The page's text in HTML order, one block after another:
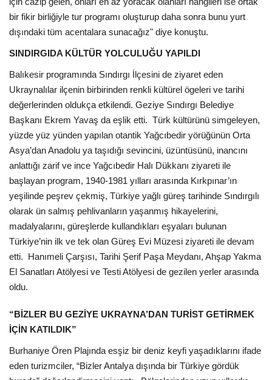
bir fikir birliğiyle tur programı oluşturup daha sonra bunu yurt
dışındaki tüm acentalara sunacağız" diye konuştu.
SINDIRGIDA KÜLTÜR YOLCULUĞU YAPILDI
Balıkesir programında Sındırgı İlçesini de ziyaret eden
Ukraynalılar ilçenin birbirinden renkli kültürel ögeleri ve tarihi
değerlerinden oldukça etkilendi. Geziye Sındırgı Belediye
Başkanı Ekrem Yavaş da eşlik etti. Türk kültürünü simgeleyen,
yüzde yüz yünden yapılan otantik Yağcıbedir yörüğünün Orta
Asya’dan Anadolu ya taşıdığı sevincini, üzüntüsünü, inancını
anlattığı zarif ve ince Yağcıbedir Halı Dükkanı ziyareti ile
başlayan program, 1940-1981 yılları arasında Kırkpınar’ın
yeşilinde peşrev çekmiş, Türkiye yağlı güreş tarihinde Sındırgılı
olarak ün salmış pehlivanların yaşanmış hikayelerini,
madalyalarını, güreşlerde kullandıkları eşyaları bulunan
Türkiye’nin ilk ve tek olan Güreş Evi Müzesi ziyareti ile devam
etti. Hanımeli Çarşısı, Tarihi Şerif Paşa Meydanı, Ahşap Yakma
El Sanatları Atölyesi ve Testi Atölyesi de gezilen yerler arasında
oldu.
“BİZLER BU GEZİYE UKRAYNA’DAN TURİST GETİRMEK
İÇİN KATILDIK”
Burhaniye Ören Plajında esşiz bir deniz keyfi yaşadıklarını ifade
eden turizmciler, “Bizler Antalya dışında bir Türkiye gördük